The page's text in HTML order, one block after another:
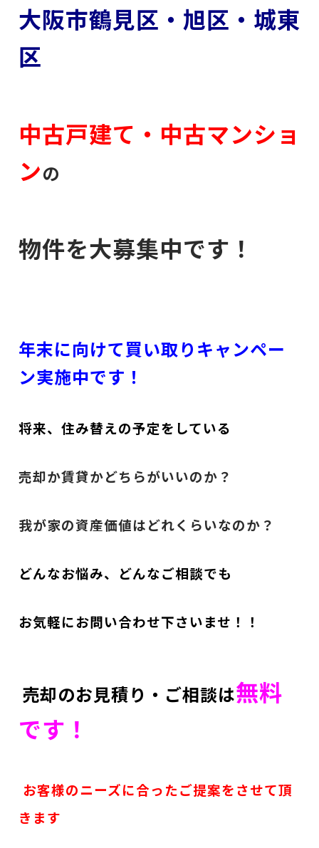
大阪市鶴見区・旭区・城東
区
中古戸建て・中古マンショ
ンの
物件を大募集中です！
年末に向けて買い取りキャンペー
ン実施中です！
将来、住み替えの予定をしている
売却か賃貸かどちらがいいのか？
我が家の資産価値はどれくらいなのか？
どんなお悩み、どんなご相談でも
お気軽にお問い合わせ下さいませ！！
売却のお見積り・ご相談は無料
です！
お客様のニーズに合ったご提案をさせて頂
きます